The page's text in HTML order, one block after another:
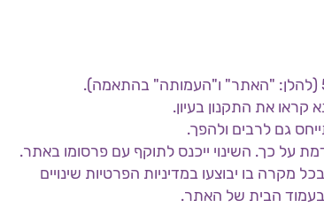
את התקנון בעיון.
גם לרבים ולהפך.
על כך. השינוי ייכנס לתוקף עם פרסומו באתר.
בו יבוצעו במדיניות הפרטיות שינויים
בעמוד הבית של האתר.